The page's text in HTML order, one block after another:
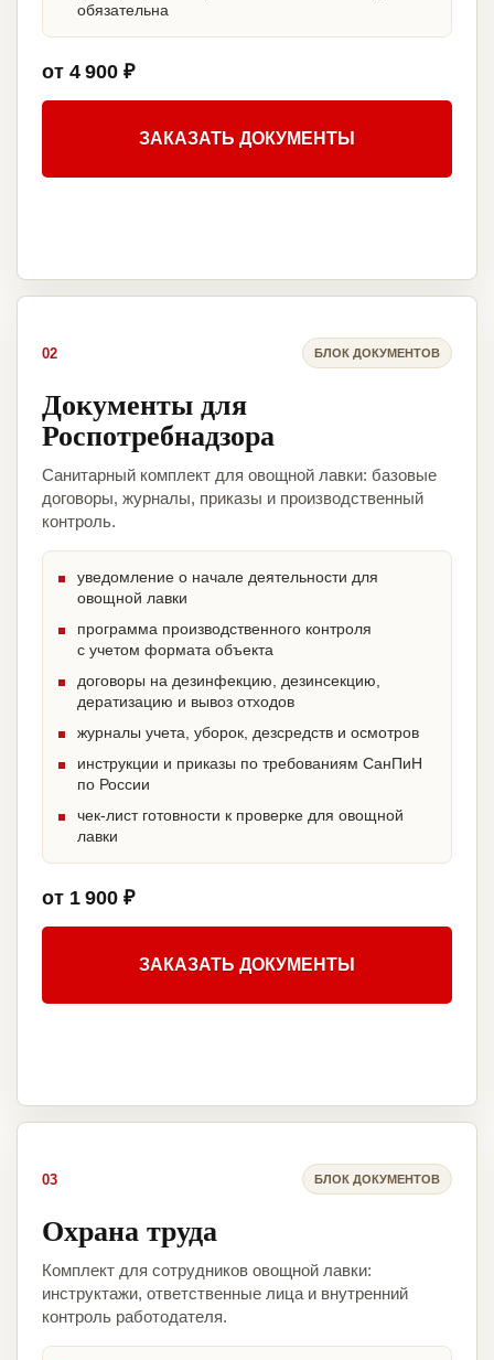
обязательна
от 4 900 ₽
ЗАКАЗАТЬ ДОКУМЕНТЫ
02 БЛОК ДОКУМЕНТОВ
Документы для
Роспотребнадзора
Санитарный комплект для овощной лавки: базовые
договоры, журналы, приказы и производственный
контроль.
уведомление о начале деятельности для
овощной лавки
программа производственного контроля
с учетом формата объекта
договоры на дезинфекцию, дезинсекцию,
дератизацию и вывоз отходов
журналы учета, уборок, дезсредств и осмотров
инструкции и приказы по требованиям СанПиН
по России
чек-лист готовности к проверке для овощной
лавки
от 1 900 ₽
ЗАКАЗАТЬ ДОКУМЕНТЫ
03 БЛОК ДОКУМЕНТОВ
Охрана труда
Комплект для сотрудников овощной лавки:
инструктажи, ответственные лица и внутренний
контроль работодателя.